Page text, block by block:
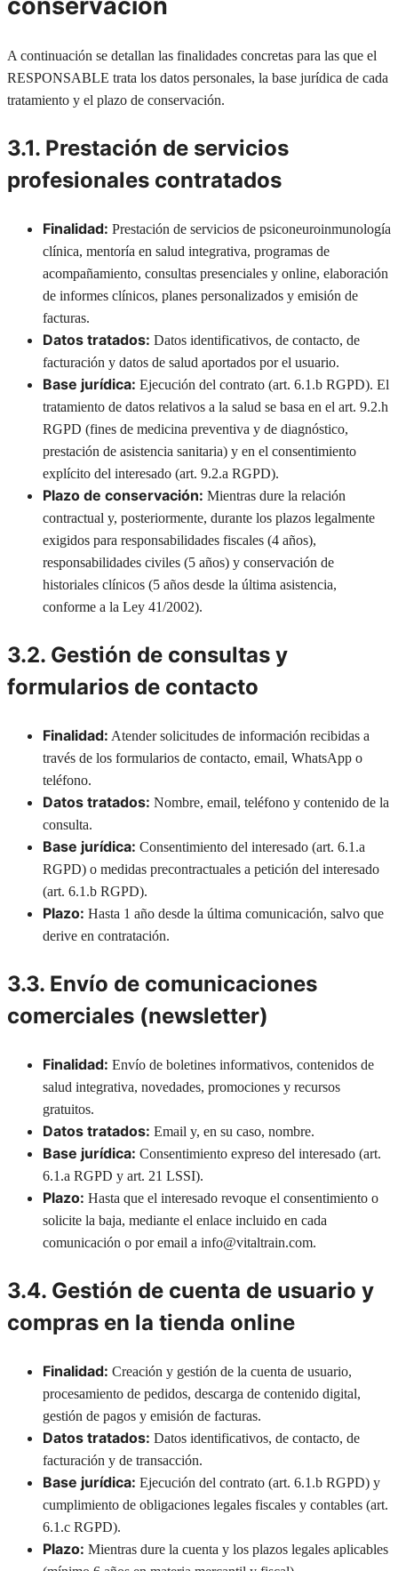
conservación
A continuación se detallan las finalidades concretas para las que el
RESPONSABLE trata los datos personales, la base jurídica de cada
tratamiento y el plazo de conservación.
3.1. Prestación de servicios
profesionales contratados
Finalidad: Prestación de servicios de psiconeuroinmunología
clínica, mentoría en salud integrativa, programas de
acompañamiento, consultas presenciales y online, elaboración
de informes clínicos, planes personalizados y emisión de
facturas.
Datos tratados: Datos identificativos, de contacto, de
facturación y datos de salud aportados por el usuario.
Base jurídica: Ejecución del contrato (art. 6.1.b RGPD). El
tratamiento de datos relativos a la salud se basa en el art. 9.2.h
RGPD (fines de medicina preventiva y de diagnóstico,
prestación de asistencia sanitaria) y en el consentimiento
explícito del interesado (art. 9.2.a RGPD).
Plazo de conservación: Mientras dure la relación
contractual y, posteriormente, durante los plazos legalmente
exigidos para responsabilidades fiscales (4 años),
responsabilidades civiles (5 años) y conservación de
historiales clínicos (5 años desde la última asistencia,
conforme a la Ley 41/2002).
3.2. Gestión de consultas y
formularios de contacto
Finalidad: Atender solicitudes de información recibidas a
través de los formularios de contacto, email, WhatsApp o
teléfono.
Datos tratados: Nombre, email, teléfono y contenido de la
consulta.
Base jurídica: Consentimiento del interesado (art. 6.1.a
RGPD) o medidas precontractuales a petición del interesado
(art. 6.1.b RGPD).
Plazo: Hasta 1 año desde la última comunicación, salvo que
derive en contratación.
3.3. Envío de comunicaciones
comerciales (newsletter)
Finalidad: Envío de boletines informativos, contenidos de
salud integrativa, novedades, promociones y recursos
gratuitos.
Datos tratados: Email y, en su caso, nombre.
Base jurídica: Consentimiento expreso del interesado (art.
6.1.a RGPD y art. 21 LSSI).
Plazo: Hasta que el interesado revoque el consentimiento o
solicite la baja, mediante el enlace incluido en cada
comunicación o por email a info@vitaltrain.com.
3.4. Gestión de cuenta de usuario y
compras en la tienda online
Finalidad: Creación y gestión de la cuenta de usuario,
procesamiento de pedidos, descarga de contenido digital,
gestión de pagos y emisión de facturas.
Datos tratados: Datos identificativos, de contacto, de
facturación y de transacción.
Base jurídica: Ejecución del contrato (art. 6.1.b RGPD) y
cumplimiento de obligaciones legales fiscales y contables (art.
6.1.c RGPD).
Plazo: Mientras dure la cuenta y los plazos legales aplicables